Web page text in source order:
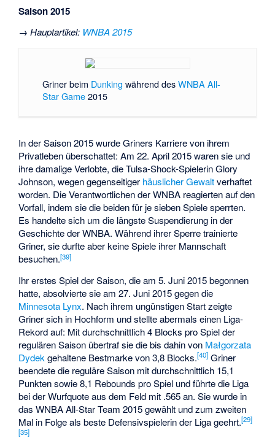
Saison 2015
→Hauptartikel: WNBA 2015
Griner beim Dunking während desWNBA All-
Star Game2015
In der Saison 2015 wurde Griners Karriere von ihrem
Privatleben überschattet: Am 22. April 2015 waren sie und
ihre damalige Verlobte, die Tulsa-Shock-SpielerinGlory
Johnson, wegen gegenseitiger häuslicher Gewaltverhaftet
worden. Die Verantwortlichen der WNBA reagierten auf den
Vorfall, indem sie die beiden für je sieben Spiele sperrten.
Es handelte sich um die längste Suspendierung in der
Geschichte der WNBA. Während ihrer Sperre trainierte
Griner, sie durfte aber keine Spiele ihrer Mannschaft
besuchen.[39]
Ihr erstes Spiel der Saison, die am 5. Juni 2015 begonnen
hatte, absolvierte sie am 27. Juni 2015 gegen die
Minnesota Lynx. Nach ihrem ungünstigen Start zeigte
Griner sich in Hochform und stellte abermals einen Liga-
Rekord auf: Mit durchschnittlich 4 Blocks pro Spiel der
regulären Saison übertraf sie die bis dahin von Małgorzata
Dydek gehaltene Bestmarke von 3,8 Blocks.[40] Griner
beendete die reguläre Saison mit durchschnittlich 15,1
Punkten sowie 8,1 Rebounds pro Spiel und führte die Liga
bei der Wurfquote aus dem Feld mit .565 an. Sie wurde in
das WNBA All-Star Team 2015 gewählt und zum zweiten
Mal in Folge als beste Defensivspielerin der Liga geehrt.[29]
[35]